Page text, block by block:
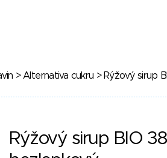
> Alternativa cukru > Rýžový sirup
Rýžový sirup BIO